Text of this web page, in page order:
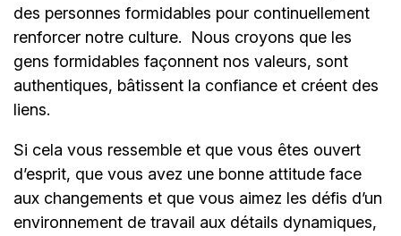
des personnes formidables pour continuellement
renforcer notre culture. Nous croyons que les
gens formidables façonnent nos valeurs, sont
authentiques, bâtissent la confiance et créent des
liens.
Si cela vous ressemble et que vous êtes ouvert
d’esprit, que vous avez une bonne attitude face
aux changements et que vous aimez les défis d’un
environnement de travail aux détails dynamiques,